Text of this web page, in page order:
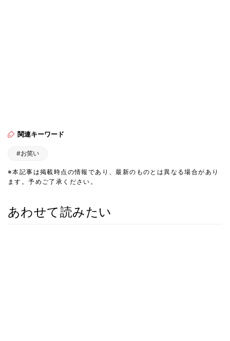
関連キーワード
#お笑い
※本記事は掲載時点の情報であり、最新のものとは異なる場合があり
ます。予めご了承ください。
あわせて読みたい